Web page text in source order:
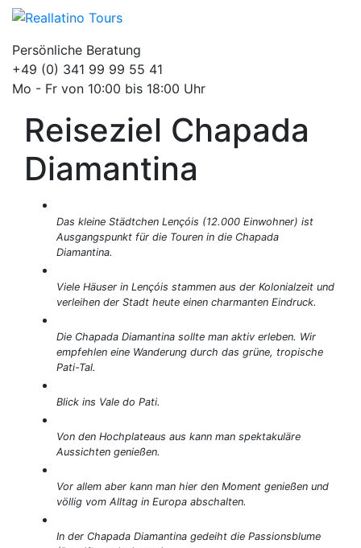
Persönliche Beratung
+49 (0) 341 99 99 55 41
Mo - Fr von 10:00 bis 18:00 Uhr
Reiseziel Chapada
Diamantina
Das kleine Städtchen Lençóis (12.000 Einwohner) ist
Ausgangspunkt für die Touren in die Chapada
Diamantina.
Viele Häuser in Lençóis stammen aus der Kolonialzeit und
verleihen der Stadt heute einen charmanten Eindruck.
Die Chapada Diamantina sollte man aktiv erleben. Wir
empfehlen eine Wanderung durch das grüne, tropische
Pati-Tal.
Blick ins Vale do Pati.
Von den Hochplateaus aus kann man spektakuläre
Aussichten genießen.
Vor allem aber kann man hier den Moment genießen und
völlig vom Alltag in Europa abschalten.
In der Chapada Diamantina gedeiht die Passionsblume